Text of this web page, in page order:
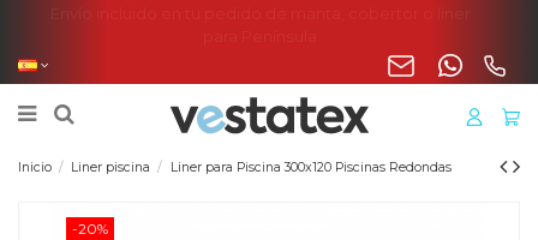
Inicio Liner piscina Liner para Piscina 300x120 Piscinas Redondas
-20%